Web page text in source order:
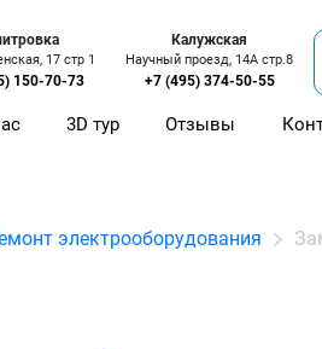
17 стр 1
150-70-73
Калужская
Научный проезд, 14А стр.8
+7 (495) 374-50-55
3D тур Отзывы
электрооборудования